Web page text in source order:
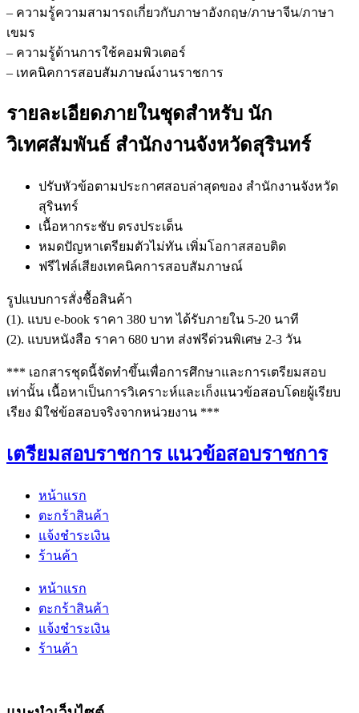
– ความรู้ความสามารถเกี่ยวกับภาษาอังกฤษ/ภาษาจีน/ภาษา
เขมร
– ความรู้ด้านการใช้คอมพิวเตอร์
– เทคนิคการสอบสัมภาษณ์งานราชการ
รายละเอียดภายในชุดสำหรับ นัก
วิเทศสัมพันธ์ สำนักงานจังหวัดสุรินทร์
ปรับหัวข้อตามประกาศสอบล่าสุดของ สำนักงานจังหวัด
สุรินทร์
เนื้อหากระชับ ตรงประเด็น
หมดปัญหาเตรียมตัวไม่ทัน เพิ่มโอกาสสอบติด
ฟรีไฟล์เสียงเทคนิคการสอบสัมภาษณ์
รูปแบบการสั่งชื้อสินค้า
(1). แบบ e-book ราคา 380 บาท ได้รับภายใน 5-20 นาที
(2). แบบหนังสือ ราคา 680 บาท ส่งฟรีด่วนพิเศษ 2-3 วัน
*** เอกสารชุดนี้จัดทำขึ้นเพื่อการศึกษาและการเตรียมสอบ
เท่านั้น เนื้อหาเป็นการวิเคราะห์และเก็งแนวข้อสอบโดยผู้เรียบ
เรียง มิใช่ข้อสอบจริงจากหน่วยงาน ***
เตรียมสอบราชการ แนวข้อสอบราชการ
หน้าแรก
ตะกร้าสินค้า
แจ้งชำระเงิน
ร้านค้า
หน้าแรก
ตะกร้าสินค้า
แจ้งชำระเงิน
ร้านค้า